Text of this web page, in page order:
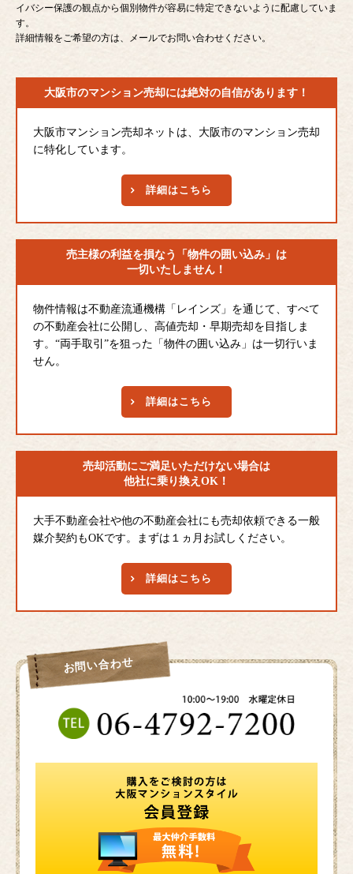
イバシー保護の観点から個別物件が容易に特定できないように配慮していま
す。
詳細情報をご希望の方は、メールでお問い合わせください。
大阪市のマンション売却には絶対の自信があります！
大阪市マンション売却ネットは、大阪市のマンション売却
に特化しています。
詳細はこちら
売主様の利益を損なう
「物件の囲い込み」は
一切いたしません！
物件情報は不動産流通機構「レインズ」を通じて、すべて
の不動産会社に公開し、高値売却・早期売却を目指しま
す。“両手取引”を狙った「物件の囲い込み」は一切行いま
せん。
詳細はこちら
売却活動にご満足いただけない場合は
他社に乗り換えOK！
大手不動産会社や他の不動産会社にも売却依頼できる一般
媒介契約もOKです。まずは１ヵ月お試しください。
詳細はこちら
お問い合わせ